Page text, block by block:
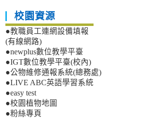
校園資源
●教職員工連網設備填報
(有線網路)
●newplus數位教學平臺
●IGT數位教學平臺(校內)
●公物維修通報系統(總務處)
●LIVE ABC英語學習系統
●easy test
●校園植物地圖
●粉絲專頁